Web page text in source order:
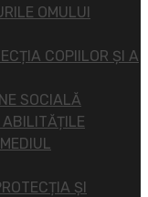
OMULUI
COPIILOR ȘI A
SOCIALĂ
ȘI